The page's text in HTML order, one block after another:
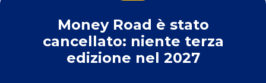
Money Road è stato
cancellato: niente terza
edizione nel 2027